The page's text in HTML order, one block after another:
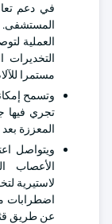
في دعم
العملية
التخديرات
مستمرا
وتسمح
تجري فيها
المعززة
ويتواصل
الأعصاب
لاستيرية
اضطرابات
عن طريق